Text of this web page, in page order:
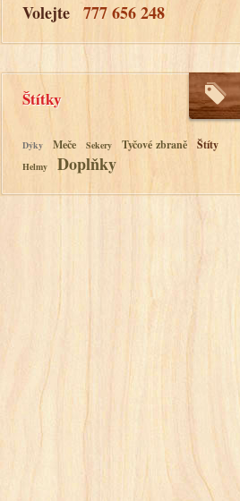
Volejte 777 656 248
Štítky
Dýky Meče Sekery Tyčové zbraně Štíty
Helmy Doplňky